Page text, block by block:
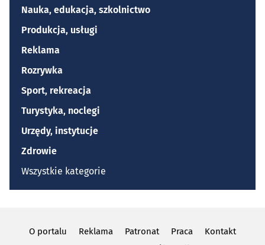
Nauka, edukacja, szkolnictwo
Produkcja, usługi
Reklama
Rozrywka
Sport, rekreacja
Turystyka, noclegi
Urzędy, instytucje
Zdrowie
Wszystkie kategorie
O portalu Reklama Patronat Praca
Kontakt